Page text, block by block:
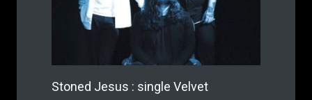
Stoned Jesus : single Velvet